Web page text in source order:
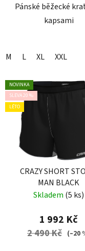
Pánské běžecké
kapsami
M L XL XXL
NOVINKA
SLEVA 20 %
LÉTO
CRAZY SHORT
MAN BLACK
Skladem (5 ks)
1 992 Kč
2 490 Kč (–20